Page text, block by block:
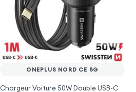
ONEPLUS NORD CE 5G
Chargeur Voiture 50W Double USB-C